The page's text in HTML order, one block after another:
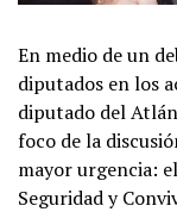
En medio de un
diputados en los
diputado del
foco de la
mayor urgencia:
Seguridad y